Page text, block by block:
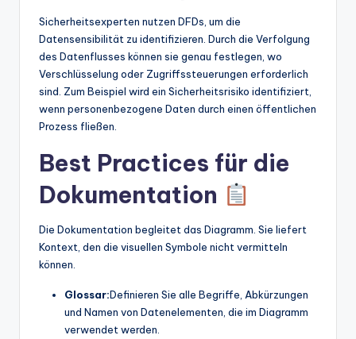
Sicherheitsexperten nutzen DFDs, um die
Datensensibilität zu identifizieren. Durch die Verfolgung
des Datenflusses können sie genau festlegen, wo
Verschlüsselung oder Zugriffssteuerungen erforderlich
sind. Zum Beispiel wird ein Sicherheitsrisiko identifiziert,
wenn personenbezogene Daten durch einen öffentlichen
Prozess fließen.
Best Practices für die
Dokumentation
Die Dokumentation begleitet das Diagramm. Sie liefert
Kontext, den die visuellen Symbole nicht vermitteln
können.
Glossar:Definieren Sie alle Begriffe, Abkürzungen
und Namen von Datenelementen, die im Diagramm
verwendet werden.